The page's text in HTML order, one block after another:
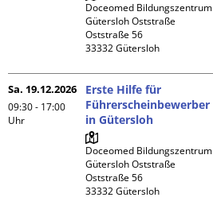
Doceomed Bildungszentrum
Gütersloh Oststraße
Oststraße 56
Sa. 19.12.2026
09:30 - 17:00
Uhr
Erste Hilfe für
Führerscheinbewerber
in Gütersloh
Doceomed Bildungszentrum
Gütersloh Oststraße
Oststraße 56